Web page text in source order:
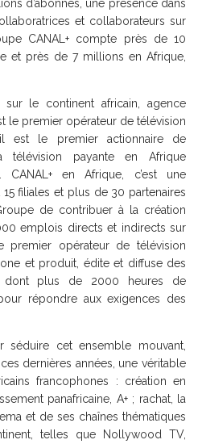
d’abonnés, une présence dans
et collaborateurs sur
CANAL+ compte près de 10
et près de 7 millions en Afrique,
sur le continent africain, agence
le premier opérateur de télévision
il est le premier actionnaire de
télévision payante en Afrique
en Afrique, c’est une
filiales et plus de 30 partenaires
de contribuer à la création
emplois directs et indirects sur
premier opérateur de télévision
et produit, édite et diffuse des
dont plus de 2000 heures de
répondre aux exigences des
cet ensemble mouvant,
dernières années, une véritable
francophones : création en
panafricaine, A+ ; rachat, la
et de ses chaînes thématiques
telles que Nollywood TV,